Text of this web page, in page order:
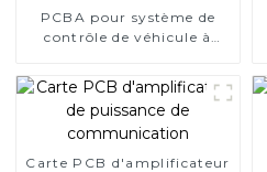
PCBA pour système de
contrôle de véhicule à
Carte PCB d'amplificateur